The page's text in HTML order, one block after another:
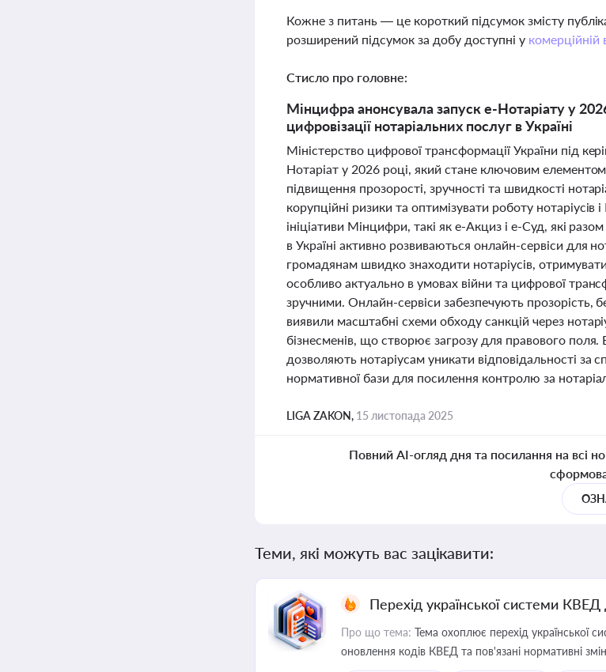
Кожне з питань — це короткий підсумок змісту
розширений підсумок за добу доступні у комерційній
Стисло про головне:
Мінцифра анонсувала запуск е-Нотаріату у
цифровізації нотаріальних послуг в Україні
Міністерство цифрової трансформації України під
Нотаріат у 2026 році, який стане ключовим
підвищення прозорості, зручності та швидкості
корупційні ризики та оптимізувати роботу
ініціативи Мінцифри, такі як е-Акциз і е-Суд, які
в Україні активно розвиваються онлайн-сервіси для
громадянам швидко знаходити нотаріусів,
особливо актуально в умовах війни та цифрової
зручними. Онлайн-сервіси забезпечують прозорість,
виявили масштабні схеми обходу санкцій через
бізнесменів, що створює загрозу для правового поля.
дозволяють нотаріусам уникати відповідальності за
нормативної бази для посилення контролю за
LIGA ZAKON, 15 листопада 2025
Повний AI-огляд дня та посилання на всі
Теми, які можуть вас зацікавити:
Перехід української системи КВЕД
Про що тема: Тема охоплює перехід української
оновлення кодів КВЕД та пов'язані нормативні